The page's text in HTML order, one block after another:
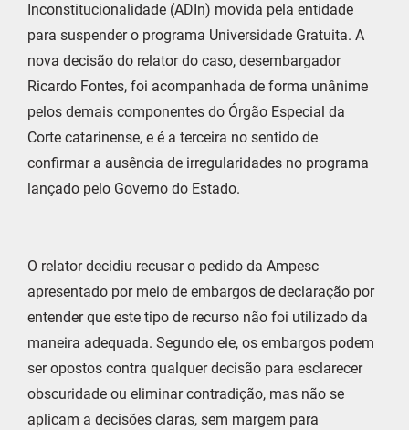
Inconstitucionalidade (ADIn) movida pela entidade
para suspender o programa Universidade Gratuita. A
nova decisão do relator do caso, desembargador
Ricardo Fontes, foi acompanhada de forma unânime
pelos demais componentes do Órgão Especial da
Corte catarinense, e é a terceira no sentido de
confirmar a ausência de irregularidades no programa
lançado pelo Governo do Estado.
O relator decidiu recusar o pedido da Ampesc
apresentado por meio de embargos de declaração por
entender que este tipo de recurso não foi utilizado da
maneira adequada. Segundo ele, os embargos podem
ser opostos contra qualquer decisão para esclarecer
obscuridade ou eliminar contradição, mas não se
aplicam a decisões claras, sem margem para